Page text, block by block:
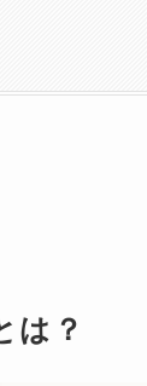
は？